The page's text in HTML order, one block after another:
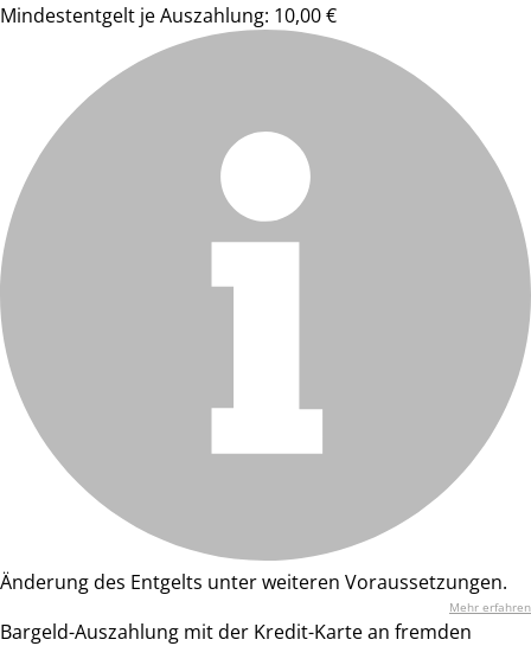
Mindestentgelt je Auszahlung: 10,00 €
Änderung des Entgelts unter weiteren Voraussetzungen.
Mehr erfahren
Bargeld-Auszahlung mit der Kredit-Karte an fremden